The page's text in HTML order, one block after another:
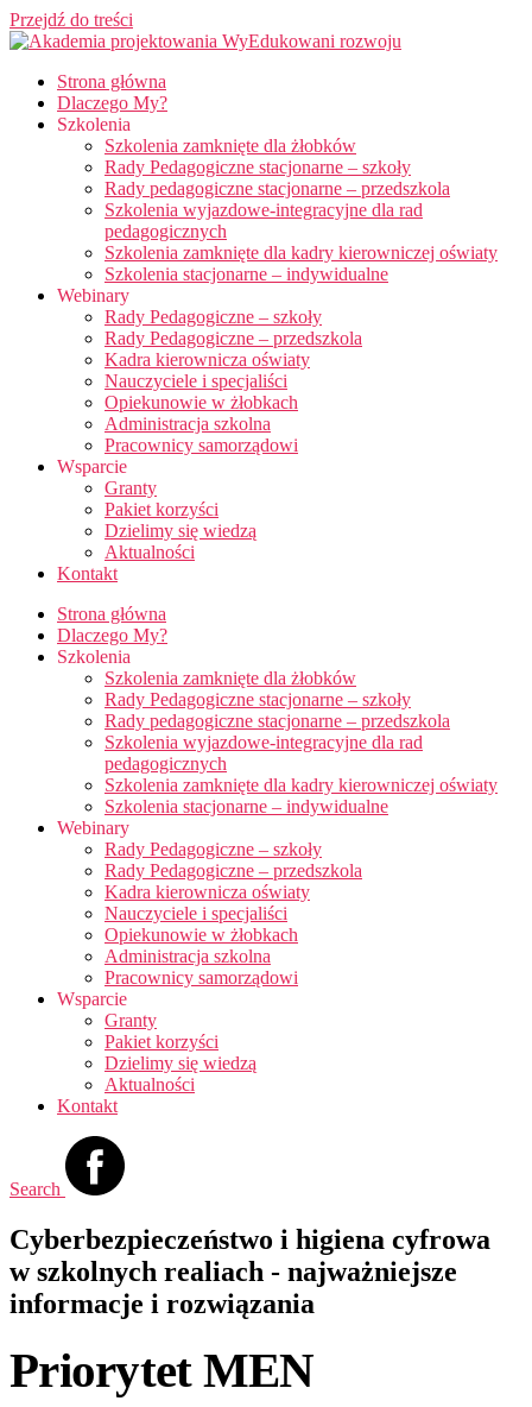
Przejdź do treści
Strona główna
Dlaczego My?
Szkolenia
Szkolenia zamknięte dla żłobków
Rady Pedagogiczne stacjonarne – szkoły
Rady pedagogiczne stacjonarne – przedszkola
Szkolenia wyjazdowe-integracyjne dla rad
pedagogicznych
Szkolenia zamknięte dla kadry kierowniczej oświaty
Szkolenia stacjonarne – indywidualne
Webinary
Rady Pedagogiczne – szkoły
Rady Pedagogiczne – przedszkola
Kadra kierownicza oświaty
Nauczyciele i specjaliści
Opiekunowie w żłobkach
Administracja szkolna
Pracownicy samorządowi
Wsparcie
Granty
Pakiet korzyści
Dzielimy się wiedzą
Aktualności
Kontakt
Strona główna
Dlaczego My?
Szkolenia
Szkolenia zamknięte dla żłobków
Rady Pedagogiczne stacjonarne – szkoły
Rady pedagogiczne stacjonarne – przedszkola
Szkolenia wyjazdowe-integracyjne dla rad
pedagogicznych
Szkolenia zamknięte dla kadry kierowniczej oświaty
Szkolenia stacjonarne – indywidualne
Webinary
Rady Pedagogiczne – szkoły
Rady Pedagogiczne – przedszkola
Kadra kierownicza oświaty
Nauczyciele i specjaliści
Opiekunowie w żłobkach
Administracja szkolna
Pracownicy samorządowi
Wsparcie
Granty
Pakiet korzyści
Dzielimy się wiedzą
Aktualności
Kontakt
Search
Cyberbezpieczeństwo i higiena cyfrowa
w szkolnych realiach - najważniejsze
informacje i rozwiązania
Priorytet MEN